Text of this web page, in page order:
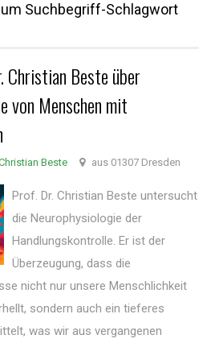
Suchbegriff-Schlagwort
Christian Beste über
von Menschen mit
Beste aus 01307 Dresden
Prof. Dr. Christian Beste untersucht
die Neurophysiologie der
Handlungskontrolle. Er ist der
Überzeugung, dass die
nicht nur unsere Menschlichkeit
sondern auch ein tieferes
was wir aus vergangenen